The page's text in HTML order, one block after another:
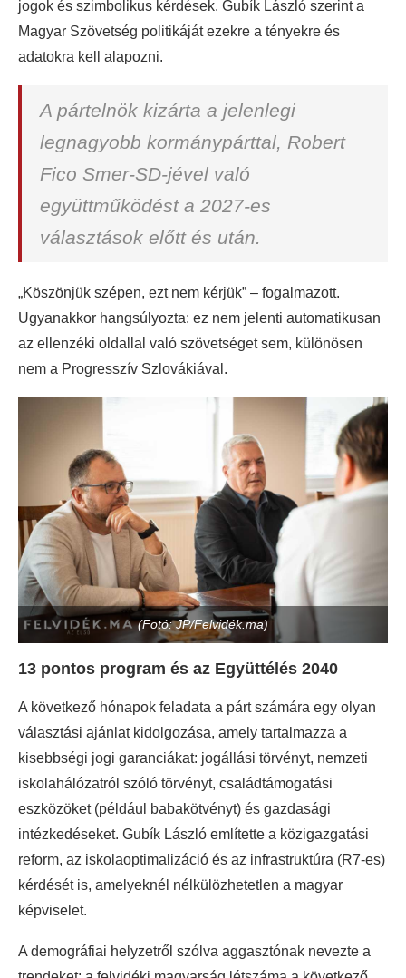
jogok és szimbolikus kérdések. Gubík László szerint a
Magyar Szövetség politikáját ezekre a tényekre és
adatokra kell alapozni.
A pártelnök kizárta a jelenlegi
legnagyobb kormánypárttal, Robert
Fico Smer-SD-jével való
együttműködést a 2027-es
választások előtt és után.
„Köszönjük szépen, ezt nem kérjük” – fogalmazott.
Ugyanakkor hangsúlyozta: ez nem jelenti automatikusan
az ellenzéki oldallal való szövetséget sem, különösen
nem a Progresszív Szlovákiával.
(Fotó: JP/Felvidék.ma)
13 pontos program és az Együttélés 2040
A következő hónapok feladata a párt számára egy olyan
választási ajánlat kidolgozása, amely tartalmazza a
kisebbségi jogi garanciákat: jogállási törvényt, nemzeti
iskolahálózatról szóló törvényt, családtámogatási
eszközöket (például babakötvényt) és gazdasági
intézkedéseket. Gubík László említette a közigazgatási
reform, az iskolaoptimalizáció és az infrastruktúra (R7-es)
kérdését is, amelyeknél nélkülözhetetlen a magyar
képviselet.
A demográfiai helyzetről szólva aggasztónak nevezte a